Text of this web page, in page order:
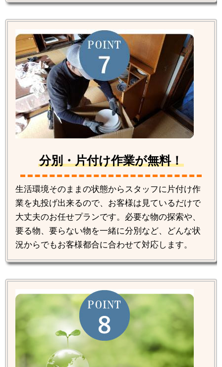
分別・片付け作業が無料！
生活環境そのままの状態からスタッフに片付け作
業を丸投げ出来るので、お客様は見ているだけで
大丈夫のお任せプランです。必要な物の探索や、
要る物、要らない物を一緒に分別など、どんな状
況からでもお客様都合に合わせて対応します。